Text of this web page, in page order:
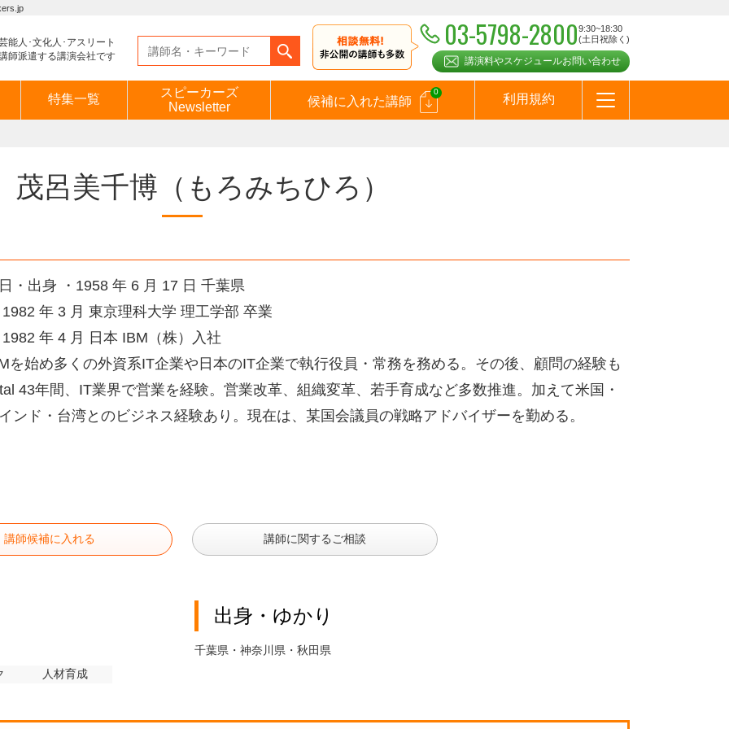
能人･文化人･アスリート
師派遣する講演会社です
03-5798-28009:30~18:30
(土日祝除く)
講演料やスケジュールお問い合わせ
特集一覧
スピーカーズ
Newsletter
候補に入れた講師
0
利用規約
茂呂美千博 （もろみちひろ）
・出身 ・1958 年 6 月 17 日 千葉県
年 3 月 東京理科大学 理工学部 卒業
年 4 月 日本 IBM（株）入社
を始め多くの外資系IT企業や日本のIT企業で執行役員・常務を務める。その後、顧問の経験も
43年間、IT業界で営業を経験。営業改革、組織変革、若手育成など多数推進。加えて米国・
ンド・台湾とのビジネス経験あり。現在は、某国会議員の戦略アドバイザーを勤める。
講師候補に入れる 講師に関するご相談
人材育成
出身・ゆかり
千葉県・神奈川県・秋田県